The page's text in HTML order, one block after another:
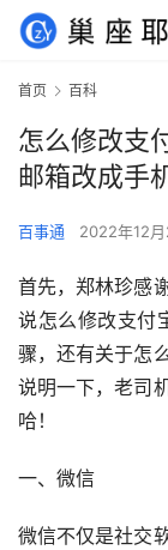
首页 百科
怎么修改支
邮箱改成手
百事通 2022年12
首先，郑林珍感
说怎么修改支付
骤，还有关于怎
说明一下，老司
哈！
一、微信
微信不仅是社交